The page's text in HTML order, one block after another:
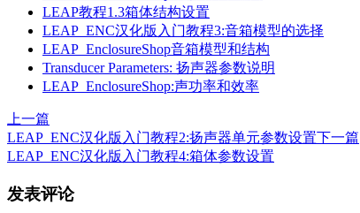
LEAP教程1.3箱体结构设置
LEAP_ENC汉化版入门教程3:音箱模型的选择
LEAP_EnclosureShop音箱模型和结构
Transducer Parameters: 扬声器参数说明
LEAP_EnclosureShop:声功率和效率
上一篇
LEAP_ENC汉化版入门教程2:扬声器单元参数设置下一篇
LEAP_ENC汉化版入门教程4:箱体参数设置
发表评论